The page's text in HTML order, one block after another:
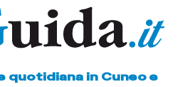
quotidiana in Cuneo e